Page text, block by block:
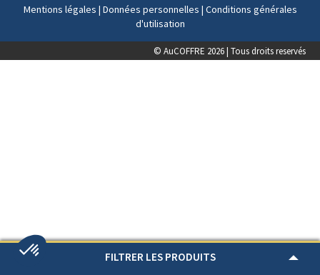
FILTRER LES PRODUITS
Mentions légales | Données personnelles | Conditions générales
d'utilisation
© AuCOFFRE 2026 | Tous droits reservés